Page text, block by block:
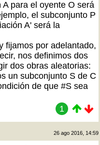
para el oyente O será
el subconjunto P
A' será la
fijamos por adelantado,
nos definimos dos
dos obras aleatorias:
un subconjunto S de C
de que #S sea
1
26 ago 2016, 14:59